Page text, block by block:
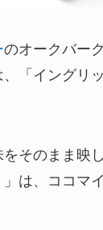
のオークバー
、「イングリ
そのまま映
は、ココマ